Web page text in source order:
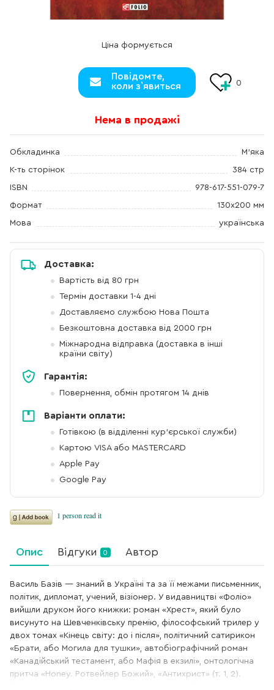
Ціна формується
Повідомте,
коли з`явиться
0
Нема в продажі
Обкладинка М'яка
К-ть сторінок 384 стр
ISBN 978-617-551-079-7
Формат 130х200 мм
Мова українська
Доставка:
Вартість від 80 грн
Термін доставки 1-4 дні
Доставляємо службою Нова Пошта
Безкоштовна доставка від 2000 грн
Міжнародна відправка (доставка в інші
країни світу)
Гарантія:
Повернення, обмін протягом 14 днів
Варіанти оплати:
Готівкою (в відділенні кур'єрської служби)
Картою VISA або MASTERCARD
Apple Pay
Google Pay
Опис Відгуки 0 Автор
Василь Базів — знаний в Україні та за її межами письменник,
політик, дипломат, учений, візіонер. У видавництві «Фоліо»
вийшли друком його книжки: роман «Хрест», який було
висунуто на Шевченківську премію, філософський трилер у
двох томах «Кінець світу: до і після», політичний сатирикон
«Брати, або Могила для тушки», автобіографічний роман
«Канадійський тестамент, або Мафія в екзилі», онтологічна
притча «Honey. Ротвейлер Божий», «Антихрист» (т. 1, 2).